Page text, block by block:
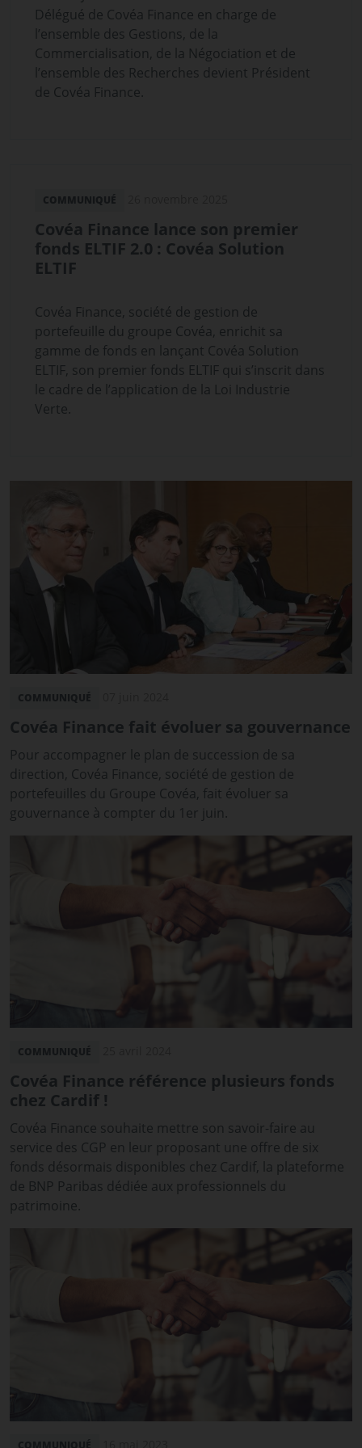
Délégué de Covéa Finance en charge de
l’ensemble des Gestions, de la
Commercialisation, de la Négociation et de
l’ensemble des Recherches devient Président
de Covéa Finance.
COMMUNIQUÉ
Covéa Finance lance son premier
fonds ELTIF 2.0 : Covéa Solution
ELTIF
Covéa Finance, société de gestion de
portefeuille du groupe Covéa, enrichit sa
gamme de fonds en lançant Covéa Solution
ELTIF, son premier fonds ELTIF qui s’inscrit dans
le cadre de l’application de la Loi Industrie
Verte.
COMMUNIQUÉ
Covéa Finance fait évoluer sa gouvernance
Pour accompagner le plan de succession de sa
direction, Covéa Finance, société de gestion de
portefeuilles du Groupe Covéa, fait évoluer sa
gouvernance à compter du 1er juin.
COMMUNIQUÉ
Covéa Finance référence plusieurs fonds
chez Cardif !
Covéa Finance souhaite mettre son savoir-faire au
service des CGP en leur proposant une offre de six
fonds désormais disponibles chez Cardif, la plateforme
de BNP Paribas dédiée aux professionnels du
patrimoine.
COMMUNIQUÉ